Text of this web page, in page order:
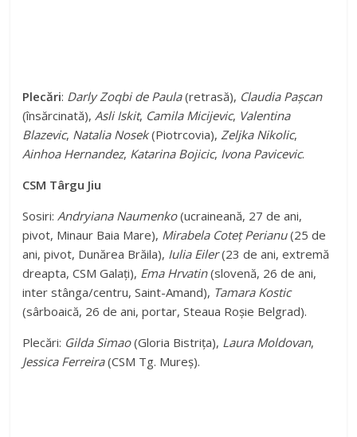
Plecări: Darly Zoqbi de Paula(retrasă), Claudia Pașcan
(însărcinată),Asli Iskit, Camila Micijevic, Valentina
Blazevic, Natalia Nosek(Piotrcovia),Zeljka Nikolic,
Ainhoa Hernandez, Katarina Bojicic, Ivona Pavicevic.
CSM Târgu Jiu
Sosiri:Andryiana Naumenko(ucraineană, 27 de ani,
pivot, Minaur Baia Mare), Mirabela Coteț Perianu(25 de
ani, pivot, Dunărea Brăila), Iulia Eiler(23 de ani, extremă
dreapta, CSM Galați), Ema Hrvatin(slovenă, 26 de ani,
inter stânga/centru, Saint-Amand), Tamara Kostic
(sârboaică, 26 de ani, portar, Steaua Roșie Belgrad).
Plecări: Gilda Simao(Gloria Bistrița), Laura Moldovan,
Jessica Ferreira(CSM Tg. Mureș).